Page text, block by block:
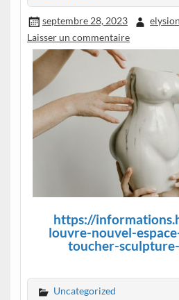
septembre 28, 2023
Laisser un commentaire
https://
louvre-nouvel-
toucher-
Uncategorized